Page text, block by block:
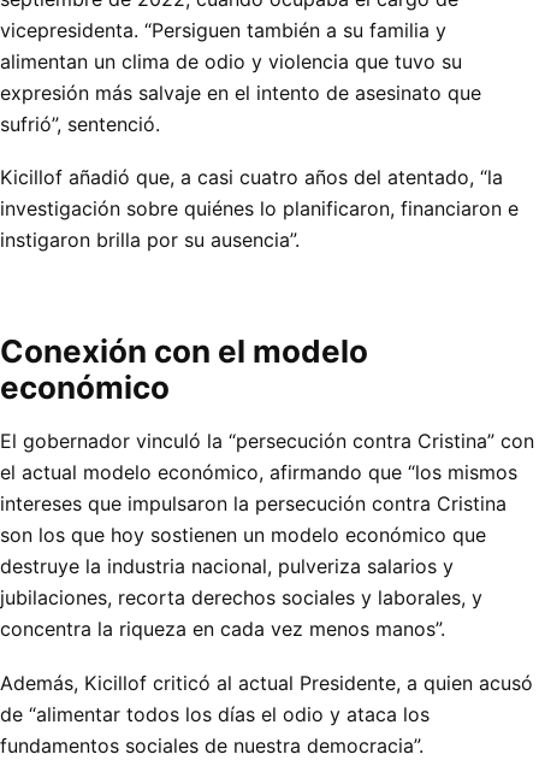
vicepresidenta. “Persiguen también a su familia y
alimentan un clima de odio y violencia que tuvo su
expresión más salvaje en el intento de asesinato que
sufrió”, sentenció.
Kicillof añadió que, a casi cuatro años del atentado, “la
investigación sobre quiénes lo planificaron, financiaron e
instigaron brilla por su ausencia”.
Conexión con el modelo
económico
El gobernador vinculó la “persecución contra Cristina” con
el actual modelo económico, afirmando que “los mismos
intereses que impulsaron la persecución contra Cristina
son los que hoy sostienen un modelo económico que
destruye la industria nacional, pulveriza salarios y
jubilaciones, recorta derechos sociales y laborales, y
concentra la riqueza en cada vez menos manos”.
Además, Kicillof criticó al actual Presidente, a quien acusó
de “alimentar todos los días el odio y ataca los
fundamentos sociales de nuestra democracia”.